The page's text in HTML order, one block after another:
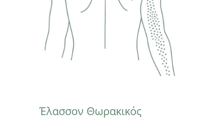
Έλασσον Θωρακικός